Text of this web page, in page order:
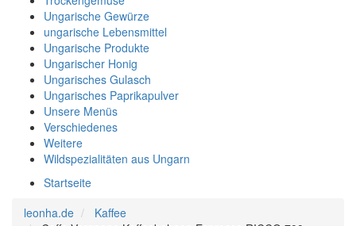
Ungarische Gewürze
ungarische Lebensmittel
Ungarische Produkte
Ungarischer Honig
Ungarisches Gulasch
Ungarisches Paprikapulver
Unsere Menüs
Verschiedenes
Weitere
Wildspezialitäten aus Ungarn
Startseite
leonha.de
Kaffee